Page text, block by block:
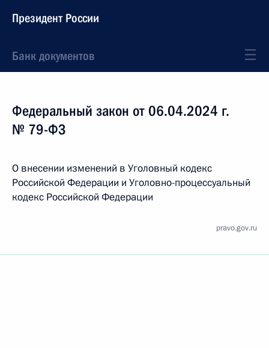
Президент России
Банк документов
Федеральный закон от 06.04.2024 г.
№ 79-ФЗ
О внесении изменений в Уголовный кодекс
Российской Федерации и Уголовно-процессуальный
кодекс Российской Федерации
pravo.gov.ru